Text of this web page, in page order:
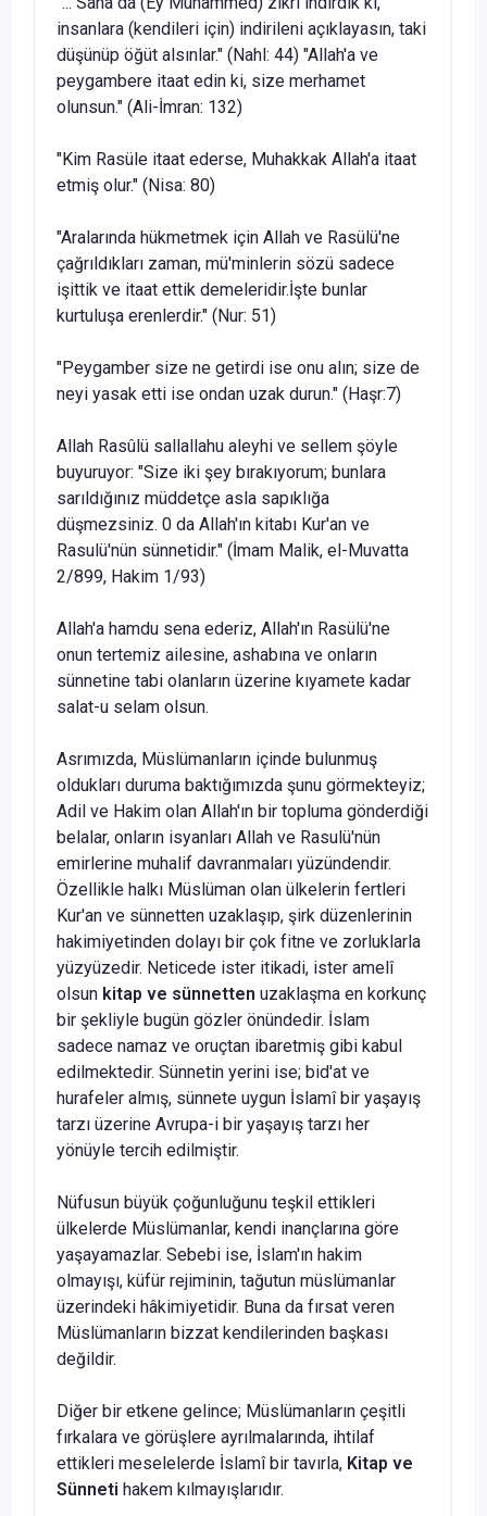
insanlara (kendile­ri için) indirileni açıklayasın, taki
düşünüp öğüt alsınlar." (Nahl: 44) "Allah'a ve
peygambere itaat edin ki, size merhamet
olunsun." (Ali-İmran: 132)
"Kim Rasüle itaat ederse, Muhakkak Allah'a itaat
etmiş olur." (Nisa: 80)
"Aralarında hükmetmek için Allah ve Rasülü'ne
çağrıldıkları za­man, mü'minlerin sözü sadece
işittik ve itaat ettik demeleridir.İşte bunlar
kurtuluşa erenlerdir." (Nur: 51)
"Peygamber size ne getirdi ise onu alın; size de
neyi yasak etti ise ondan uzak durun." (Haşr:7)
Allah Rasûlü sallallahu aleyhi ve sellem şöyle
buyuruyor: "Size iki şey bırakıyorum; bunlara
sarıldığınız müddetçe asla sapık­lığa
düşmezsiniz. 0 da Allah'ın kitabı Kur'an ve
Rasulü'nün sünnetidir." (İmam Malik, el-Muvatta
2/899, Hakim 1/93)
Allah'a hamdu sena ederiz, Allah'ın Rasülü'ne
onun tertemiz ailesi­ne, ashabına ve onların
sünnetine tabi olanların üzerine kıyamete kadar
salat-u selam olsun.
Asrımızda, Müslümanların içinde bulunmuş
oldukları duruma bak­tığımızda şunu görmekteyiz;
Adil ve Hakim olan Allah'ın bir topluma gönderdiği
belalar, onların isyanları Allah ve Rasulü'nün
emirlerine mu­halif davranmaları yüzündendir.
Özellikle halkı Müslüman olan ülkelerin fertleri
Kur'an ve sünnetten uzaklaşıp, şirk düzenlerinin
hakimiyetinden dolayı bir çok fitne ve zorluklarla
yüzyüzedir. Neticede ister itikadi, ister amelî
olsun kitap ve sünnetten uzaklaşma en korkunç
bir şekliyle bugün gözler önündedir. İslam
sadece namaz ve oruçtan ibaretmiş gibi kabul
edilmektedir. Sünnetin yerini ise; bid'at ve
hurafeler almış, sünnete uy­gun İslamî bir yaşayış
tarzı üzerine Avrupa-i bir yaşayış tarzı her
yönüyle tercih edilmiştir.
Nüfusun büyük çoğunluğunu teşkil ettikleri
ülkelerde Müslümanlar, kendi inançlarına göre
yaşayamazlar. Sebebi ise, İslam'ın hakim
olmayışı, küfür rejiminin, tağutun müslümanlar
üzerindeki hâkimiyetidir. Buna da fırsat veren
Müslümanların bizzat kendilerinden başkası
değildir.
Diğer bir etkene gelince; Müslümanların çeşitli
fırkalara ve görüşle­re ayrılmalarında, ihtilaf
ettikleri meselelerde İslamî bir tavırla, Kitap ve
Sünneti hakem kılmayışlarıdır.